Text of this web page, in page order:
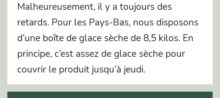
Malheureusement, il y a toujours des
retards. Pour les Pays-Bas, nous disposons
d’une boîte de glace sèche de 8,5 kilos. En
principe, c’est assez de glace sèche pour
couvrir le produit jusqu’à jeudi.